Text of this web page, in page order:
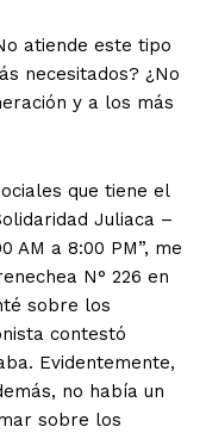
atiende este tipo
necesitados? ¿No
y a los más
que tiene el
Juliaca –
AM a 8:00 PM”, me
N° 226 en
sobre los
contestó
Evidentemente,
no había un
sobre los